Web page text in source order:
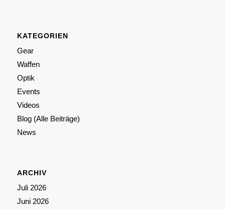
KATEGORIEN
Gear
Waffen
Optik
Events
Videos
Blog (Alle Beiträge)
News
ARCHIV
Juli 2026
Juni 2026